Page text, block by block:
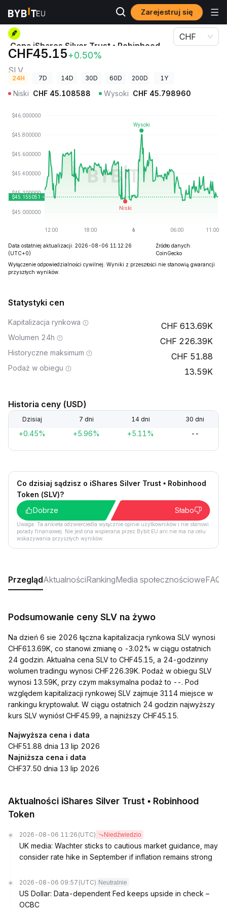
Zarejestruj się
Ceny kryptowalut Cena iShares Silver Trust • Robinhood Token SLV
Cena iShares Silver Trust • Robinhood
Token
SLV
CHF45.15+0.50%
CHF
24H 7D 14D 30D 60D 200D 1Y
Niski CHF 45.108588 Wysoki CHF 45.798960
Data ostatniej aktualizacji: 2026-08-06 11:12:26
(UTC+0)
Źródło danych:
CoinGecko
Wyłączenie odpowiedzialności cywilnej: Wyniki z przeszłości nie stanowią gwarancji
przyszłych wyników.
Statystyki cen
Kapitalizacja rynkowa 613.69K
Wolumen 24h 226.39K
Historyczne maksimum 51.88
Podaż w obiegu 13.59K
Historia ceny (USD)
Dzisiaj 7 dni 14 dni 30 dni
+0.45% +5.96% +5.11% --
Co dzisiaj sądzisz o iShares Silver Trust • Robinhood
Token (SLV)?
Dobrze
Słabo
Uwaga: Ta ankieta odzwierciedla wyłącznie opinie użytkowników i nie stanowi
porady finansowej. Nie jest ona wspierana przez Bybit EU ani nie ma na celu
wskazywania przyszłych wyników.
PrzeglądAktualnościRankingMedia społecznościoweFAQ
Podsumowanie ceny SLV na żywo
Na dzień 6 sie 2026 łączna kapitalizacja rynkowa SLV wynosi
CHF613.69K, co stanowi zmianę o -3.02% w ciągu ostatnich
24 godzin. Aktualna cena SLV to CHF45.15, a 24-godzinny
wolumen tradingu wynosi CHF226.39K. Podaż w obiegu SLV
wynosi 13.59K, przy czym maksymalna podaż to --. Pod
względem kapitalizacji rynkowej SLV zajmuje 3114 miejsce w
rankingu kryptowalut. W ciągu ostatnich 24 godzin najwyższy
kurs SLV wyniósł CHF45.99, a najniższy CHF45.15.
Najwyższa cena i data
CHF51.88 dnia 13 lip 2026
Najniższa cena i data
CHF37.50 dnia 13 lip 2026
Aktualności iShares Silver Trust • Robinhood
Token
2026-08-06 11:26 (UTC) Niedźwiedzio
UK media: Wachter sticks to cautious market guidance, may
consider rate hike in September if inflation remains strong
2026-08-06 09:57 (UTC) Neutralnie
US Dollar: Data-dependent Fed keeps upside in check –
OCBC